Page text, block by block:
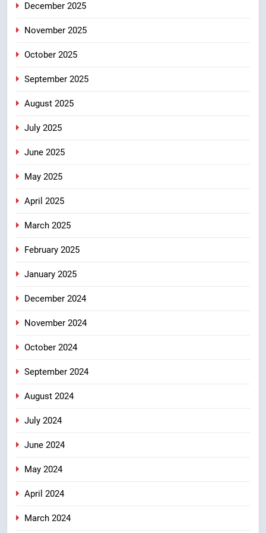
December 2025
November 2025
October 2025
September 2025
August 2025
July 2025
June 2025
May 2025
April 2025
March 2025
February 2025
January 2025
December 2024
November 2024
October 2024
September 2024
August 2024
July 2024
June 2024
May 2024
April 2024
March 2024